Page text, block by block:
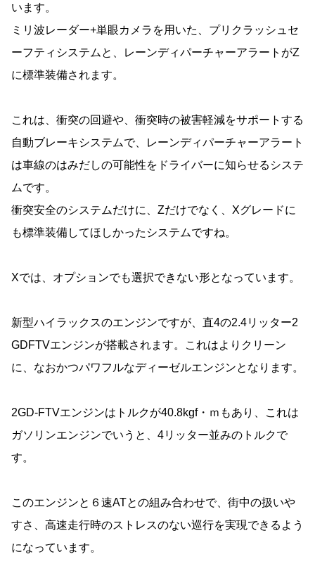
います。
ミリ波レーダー+単眼カメラを用いた、プリクラッシュセ
ーフティシステムと、レーンディパーチャーアラートがZ
に標準装備されます。
これは、衝突の回避や、衝突時の被害軽減をサポートする
自動ブレーキシステムで、レーンディパーチャーアラート
は車線のはみだしの可能性をドライバーに知らせるシステ
ムです。
衝突安全のシステムだけに、Zだけでなく、Xグレードに
も標準装備してほしかったシステムですね。
Xでは、オプションでも選択できない形となっています。
新型ハイラックスのエンジンですが、直4の2.4リッター2
GDFTVエンジンが搭載されます。これはよりクリーン
に、なおかつパワフルなディーゼルエンジンとなります。
2GD-FTVエンジンはトルクが40.8kgf・ｍもあり、これは
ガソリンエンジンでいうと、4リッター並みのトルクで
す。
このエンジンと６速ATとの組み合わせで、街中の扱いや
すさ、高速走行時のストレスのない巡行を実現できるよう
になっています。